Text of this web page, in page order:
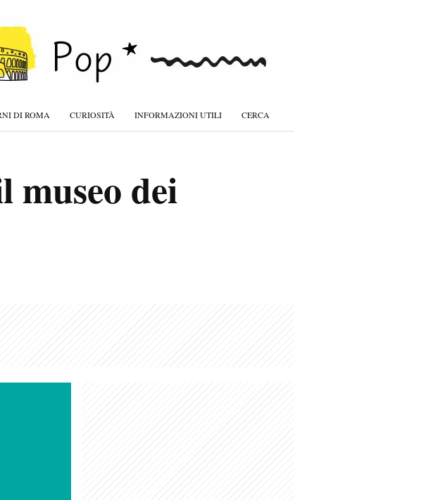
DI ROMA CURIOSITÀ INFORMAZIONI UTILI CERCA
museo dei